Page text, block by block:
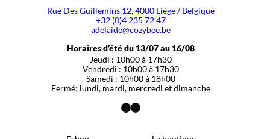
Rue Des Guillemins 12, 4000 Liège / Belgique
+32 (0)4 235 72 47
adelaide@cozybee.be
Horaires d’été du 13/07 au 16/08
Jeudi : 10h00 à 17h30
Vendredi : 10h00 à 17h30
Samedi : 10h00 à 18h00
Fermé: lundi, mardi, mercredi et dimanche
Facebook
Instagram